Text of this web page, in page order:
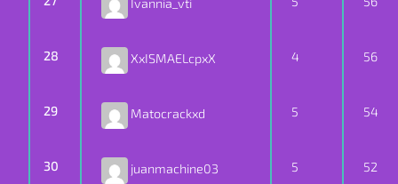
Ivannia_vti
28 XxISMAELcpxX 4 56
29 Matocrackxd 5 54
30 juanmachine03 5 52